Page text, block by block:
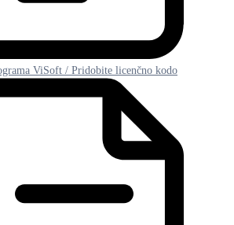
ViSoft / Pridobite licenčno kodo